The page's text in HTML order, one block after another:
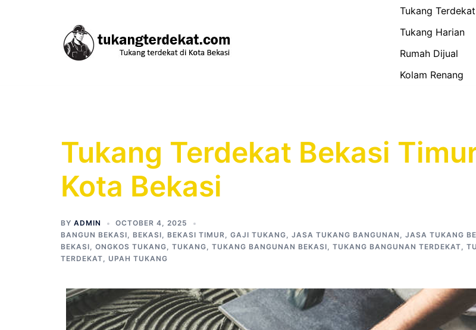
Tukang Terdekat
Tukang Harian
Rumah Dijual
Kolam Renang
Tukang Terdekat Bekasi
Kota Bekasi
BY ADMIN
OCTOBER 4, 2025
BANGUN BEKASI, BEKASI, BEKASI TIMUR, GAJI TUKANG, JASA TUKANG BANGUNAN , JASA TUKANG
BEKASI, ONGKOS TUKANG, TUKANG, TUKANG BANGUNAN BEKASI, TUKANG BANGUNAN TERDEKAT,
TERDEKAT, UPAH TUKANG